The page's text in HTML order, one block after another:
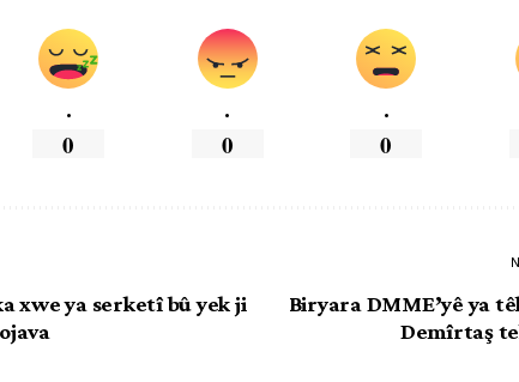
.
0
.
0
.
0
xwe ya serketî bû yek ji
Biryara DMME’yê ya
Demîrtaş